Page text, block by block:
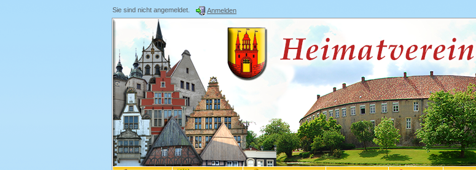
Sie sind nicht angemeldet. Anmelden